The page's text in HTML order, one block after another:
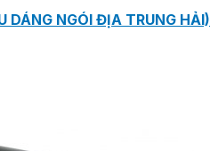
DÁNG NGÓI ĐỊA TRUNG HẢI)